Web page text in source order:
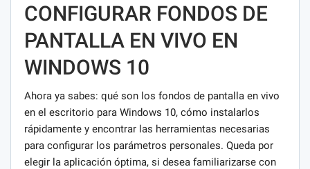
CONFIGURAR FONDOS DE
PANTALLA EN VIVO EN
WINDOWS 10
Ahora ya sabes: qué son los fondos de pantalla en vivo
en el escritorio para Windows 10, cómo instalarlos
rápidamente y encontrar las herramientas necesarias
para configurar los parámetros personales. Queda por
elegir la aplicación óptima, si desea familiarizarse con